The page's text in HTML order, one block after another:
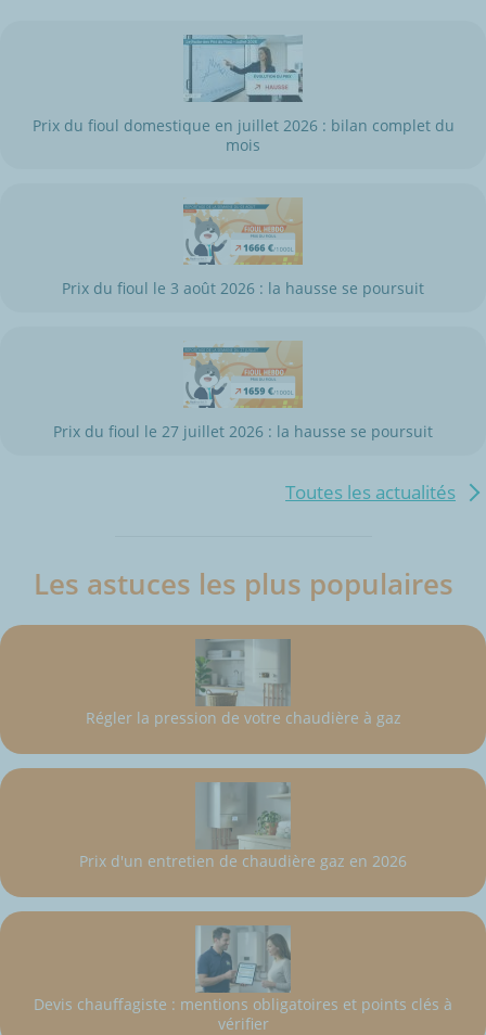
Prix du fioul domestique en juillet 2026 : bilan complet du
mois
Prix du fioul le 3 août 2026 : la hausse se poursuit
Prix du fioul le 27 juillet 2026 : la hausse se poursuit
Toutes les actualités
Les astuces les plus populaires
Régler la pression de votre chaudière à gaz
Prix d'un entretien de chaudière gaz en 2026
Devis chauffagiste : mentions obligatoires et points clés à
vérifier